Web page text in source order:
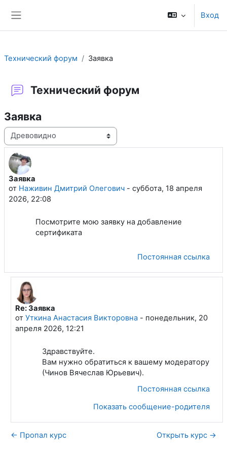
Вход
Технический форум Заявка
Технический форум
Заявка
Режим отображения
Заявка
от Наживин Дмитрий Олегович - суббота, 18 апреля
2026, 22:08
Количество ответов: 1
Посмотрите мою заявку на добавление
сертификата
Постоянная ссылка
В ответ на Наживин Дмитрий Олегович
Re: Заявка
от Уткина Анастасия Викторовна- понедельник, 20
апреля 2026, 12:21
Здравствуйте.
Вам нужно обратиться к вашему модератору
(Чинов Вячеслав Юрьевич).
Постоянная ссылка
Показать сообщение-родителя
← Пропал курс Открыть курс →